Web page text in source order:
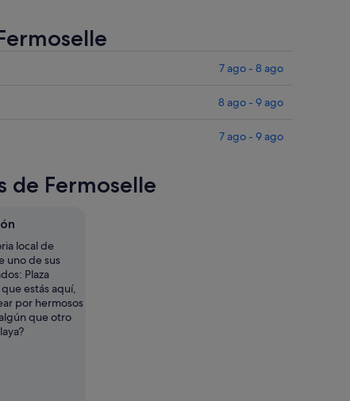
7 ago - 8 ago
8 ago - 9 ago
7 ago - 9 ago
de Fermoselle
local de
uno de sus
Plaza
estás aquí,
por hermosos
que otro